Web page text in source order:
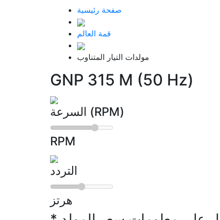
صفحة رئيسية
قمة العالم
مولدات التيار المتناوب
GNP 315 M (50 Hz)
السرعة (RPM)
RPM
التردد
هرتز